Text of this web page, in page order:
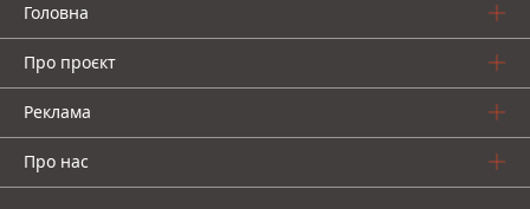
Головна
Про проєкт
Реклама
Про нас